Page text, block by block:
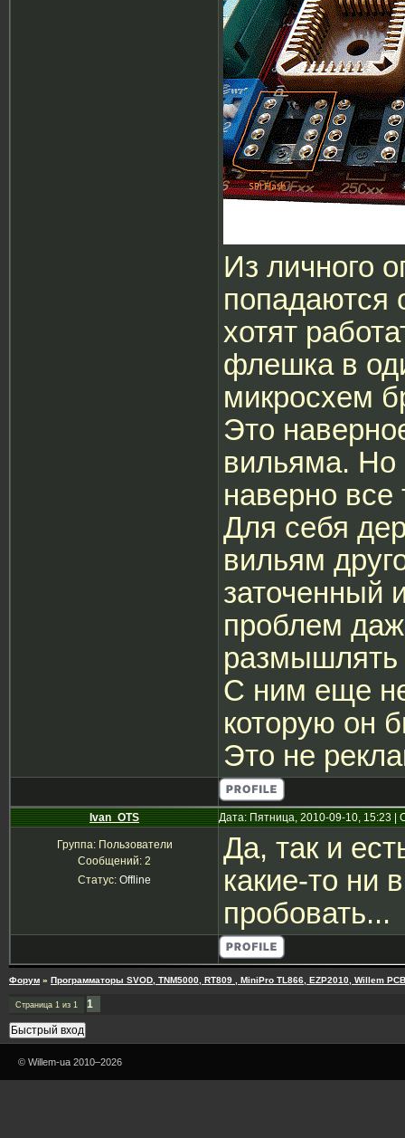
Из личного
попадаются
хотят
флешка в
микросхем
Это
вильяма. Но
наверно все
Для себя
вильям
заточенный
проблем
размышлять
С ним еще
которую он
Это не
Ivan_OTS Дата: Пятница, 2010-09-10, 15:23
Группа: Пользователи
Сообщений: 2
Статус: Offline
Да, так и
какие-то ни
пробовать...
Форум » Программаторы SVOD, TNM5000, RT809 , MiniPro TL866, EZP2010, Willem
Страница 1 из 1 1
© Willem-ua 2010–2026